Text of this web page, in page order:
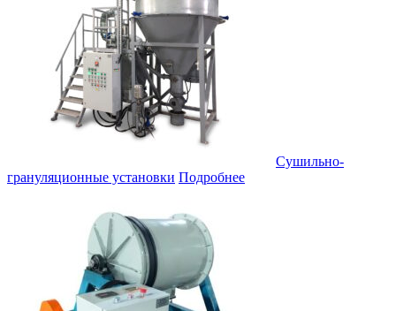
Сушильно-
грануляционные установки Подробнее